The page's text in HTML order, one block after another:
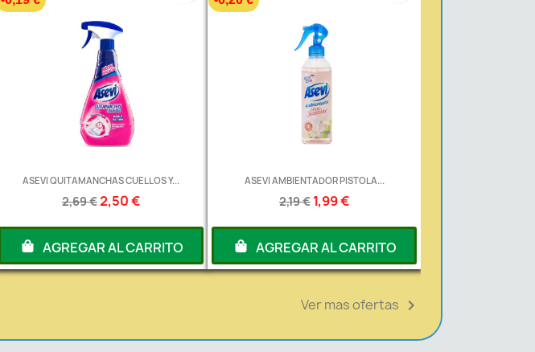
ASEVI QUITAMANCHAS CUELLOS Y...
2,69 €2,50 €
AGREGAR AL CARRITO
ASEVI AMBIENTADOR PISTOLA...
2,19 € 1,99 €
AGREGAR AL CARRITO
Ver mas ofertas 